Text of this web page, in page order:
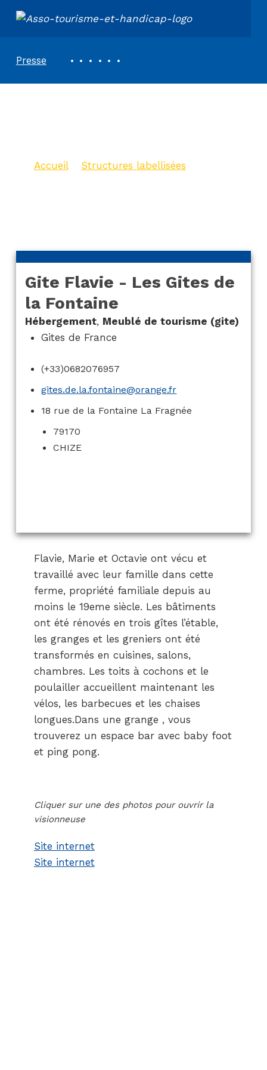
ASSOCIATION TOURISME ET HANDICAPS
Presse
Accueil> Structures labellisées
Gite Flavie - Les Gites de
la Fontaine
Hébergement, Meublé de tourisme (gite)
Gites de France
(+33)0682076957
gites.de.la.fontaine@orange.fr
18 rue de la Fontaine La Fragnée
79170
CHIZE
Flavie, Marie et Octavie ont vécu et
travaillé avec leur famille dans cette
ferme, propriété familiale depuis au
moins le 19eme siècle. Les bâtiments
ont été rénovés en trois gîtes l’étable,
les granges et les greniers ont été
transformés en cuisines, salons,
chambres. Les toits à cochons et le
poulailler accueillent maintenant les
vélos, les barbecues et les chaises
longues.Dans une grange , vous
trouverez un espace bar avec baby foot
et ping pong.
Cliquer sur une des photos pour ouvrir la
visionneuse
Site internet
Site internet